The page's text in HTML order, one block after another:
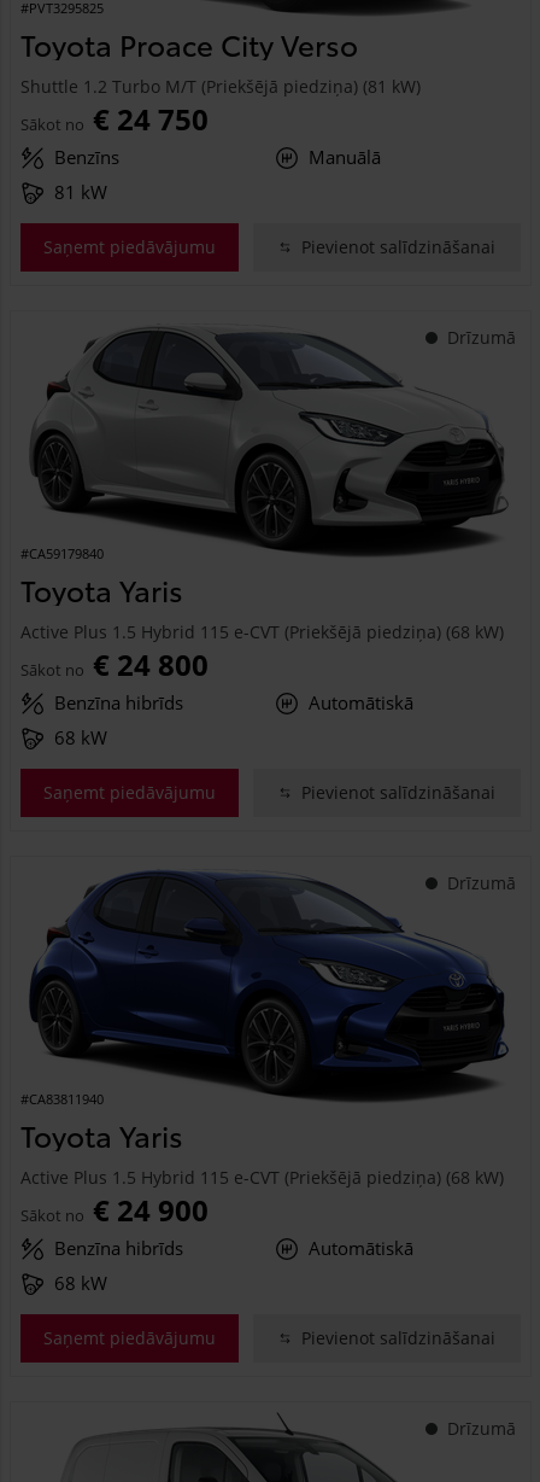
#PVT3295825
Toyota Proace City Verso
Shuttle 1.2 Turbo M/T (Priekšējā piedziņa) (81 kW)
Sākot no € 24 750
Benzīns
Manuālā
81 kW
Saņemt piedāvājumu Pievienot salīdzināšanai
Drīzumā
#CA59179840
Toyota Yaris
Active Plus 1.5 Hybrid 115 e-CVT (Priekšējā piedziņa) (68 kW)
Sākot no € 24 800
Benzīna hibrīds
Automātiskā
68 kW
Saņemt piedāvājumu Pievienot salīdzināšanai
Drīzumā
#CA83811940
Toyota Yaris
Active Plus 1.5 Hybrid 115 e-CVT (Priekšējā piedziņa) (68 kW)
Sākot no € 24 900
Benzīna hibrīds
Automātiskā
68 kW
Saņemt piedāvājumu Pievienot salīdzināšanai
Drīzumā